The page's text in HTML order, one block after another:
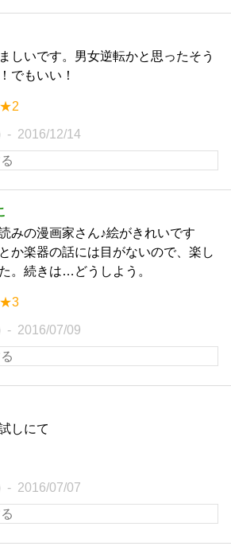
しいです。男女逆転かと思ったそう
でもいい！
★2
2016/12/14
みの漫画家さん♪絵がきれいです
か楽器の話には目がないので、楽し
。続きは…どうしよう。
★3
2016/07/09
しにて
2016/07/07